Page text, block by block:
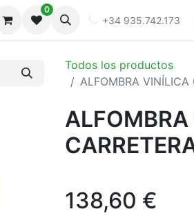
0
+34 935.742.173
Todos los productos
ALFOMBRA VINÍLICA
138,60 €